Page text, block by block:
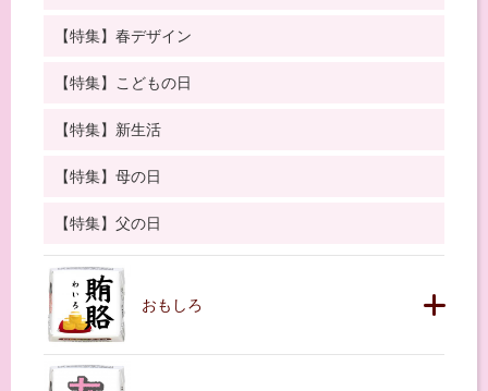
【特集】春デザイン
【特集】こどもの日
【特集】新生活
【特集】母の日
【特集】父の日
おもしろ